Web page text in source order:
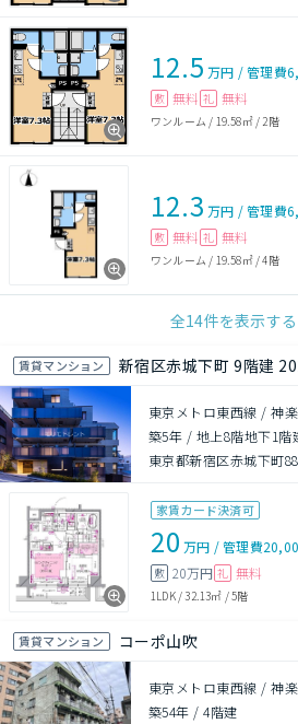
12.5 万円 /管理費
敷 無料 礼 無料
ワンルーム / 19.58㎡/ 2階
12.3 万円 /管理費
敷 無料 礼 無料
ワンルーム / 19.58㎡/4階
全14件を表示する
賃貸マンション 新宿区赤城下町 9階建
東京メトロ東西線 / 神
築5年 / 地上8階地下1階
東京都新宿区赤城下町88
家賃カード決済可
20 万円 /管理費
敷 20万円 礼 無料
1LDK/32.13㎡ /5階
賃貸マンション コーポ山吹
東京メトロ東西線 / 神
築54年 /4階建